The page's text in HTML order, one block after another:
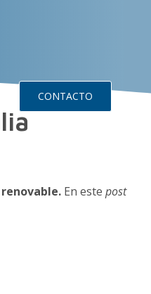
CONTACTO
En estepost